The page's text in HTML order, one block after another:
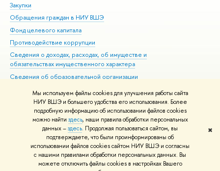
Мы используем файлы cookies для улучшения работы сайта
НИУ ВШЭ и большего удобства его использования. Более
подробную информацию об использовании файлов cookies
можно найти здесь, наши правила обработки персональных
данных –здесь. Продолжая пользоваться сайтом, вы
подтверждаете, что были проинформированы об
использовании файлов cookies сайтом НИУ ВШЭ и согласны
с нашими правилами обработки персональных данных. Вы
можете отключить файлы cookies в настройках Вашего
✖
Закупки
Обращения граждан в НИУ ВШЭ
Фонд целевого капитала
Противодействие коррупции
Сведения о доходах, расходах, об имуществе и
обязательствах имущественного характера
Сведения об образовательной организации
Людям с ограниченными возможностями здоровья
Единая платежная страница
Работа в Вышке
© НИУ ВШЭ 1993–2026 Адреса и контакты Условия использования
материалов Политика конфиденциальности Карта сайта
Шрифты HSE Sans и HSE Slab разработаны вШколе дизайна НИУ ВШЭ